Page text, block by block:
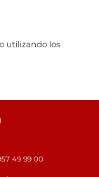
utilizando los
49 99 00